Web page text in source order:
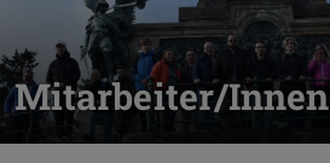
Mitarbeiter/Innen